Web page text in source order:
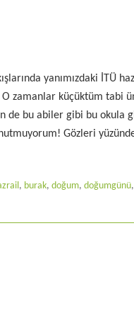
yanımızdaki İTÜ
O zamanlar küçüktüm tabi
de bu abiler gibi bu okula
Gözleri
, burak, doğum, doğumgünü,